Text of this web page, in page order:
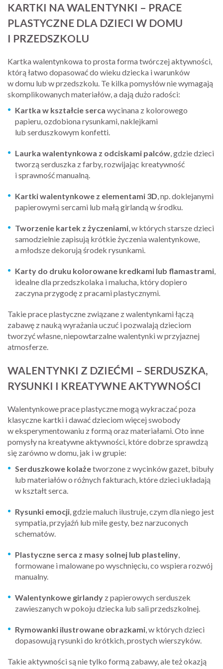
KARTKI NA WALENTYNKI – PRACE
PLASTYCZNE DLA DZIECI W DOMU
I PRZEDSZKOLU
Kartka walentynkowa to prosta forma twórczej aktywności,
którą łatwo dopasować do wieku dziecka i warunków
w domu lub w przedszkolu. Te kilka pomysłów nie wymagają
skomplikowanych materiałów, a dają dużo radości:
Kartka w kształcie serca wycinana z kolorowego
papieru, ozdobiona rysunkami, naklejkami
lub serduszkowym konfetti.
Laurka walentynkowa z odciskami palców , gdzie dzieci
tworzą serduszka z farby, rozwijając kreatywność
i sprawność manualną.
Kartki walentynkowe z elementami 3D , np. doklejanymi
papierowymi sercami lub małą girlandą w środku.
Tworzenie kartek z życzeniami , w których starsze dzieci
samodzielnie zapisują krótkie życzenia walentynkowe,
a młodsze dekorują środek rysunkami.
Karty do druku kolorowane kredkami lub flamastrami
idealne dla przedszkolaka i malucha, który dopiero
zaczyna przygodę z pracami plastycznymi.
Takie prace plastyczne związane z walentynkami łączą
zabawę z nauką wyrażania uczuć i pozwalają dzieciom
tworzyć własne, niepowtarzalne walentynki w przyjaznej
atmosferze.
WALENTYNKI Z DZIEĆMI – SERDUSZKA,
RYSUNKI I KREATYWNE AKTYWNOŚCI
Walentynkowe prace plastyczne mogą wykraczać poza
klasyczne kartki i dawać dzieciom więcej swobody
w eksperymentowaniu z formą oraz materiałami. Oto inne
pomysły na kreatywne aktywności, które dobrze sprawdzą
się zarówno w domu, jak i w grupie:
Serduszkowe kolażetworzone z wycinków gazet, bibuły
lub materiałów o różnych fakturach, które dzieci układają
w kształt serca.
Rysunki emocji , gdzie maluch ilustruje, czym dla niego jest
sympatia, przyjaźń lub miłe gesty, bez narzuconych
schematów.
Plastyczne serca z masy solnej lub plasteliny
formowane i malowane po wyschnięciu, co wspiera rozwój
manualny.
Walentynkowe girlandy z papierowych serduszek
zawieszanych w pokoju dziecka lub sali przedszkolnej.
Rymowanki ilustrowane obrazkami , w których dzieci
dopasowują rysunki do krótkich, prostych wierszyków.
Takie aktywności są nie tylko formą zabawy, ale też okazją